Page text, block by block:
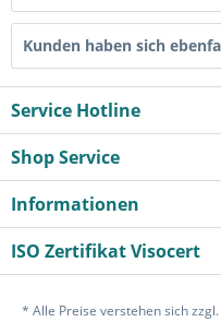
Kunden haben sich
Service Hotline
Shop Service
Informationen
ISO Zertifikat Visocert
* Alle Preise verstehen sich